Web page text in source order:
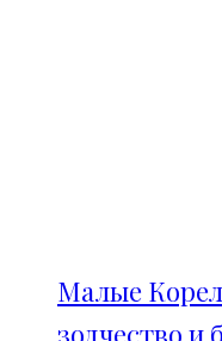
Малые
зодчество